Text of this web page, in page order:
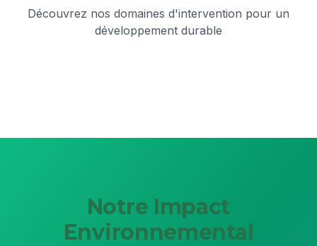
Découvrez nos domaines d'intervention pour un
développement durable
Notre Impact
Environnemental